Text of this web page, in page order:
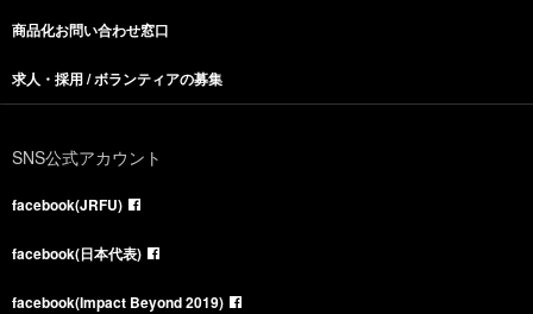
商品化お問い合わせ窓口
求人・採用 / ボランティアの募集
SNS公式アカウント
facebook(JRFU)
facebook(日本代表)
facebook(Impact Beyond 2019)